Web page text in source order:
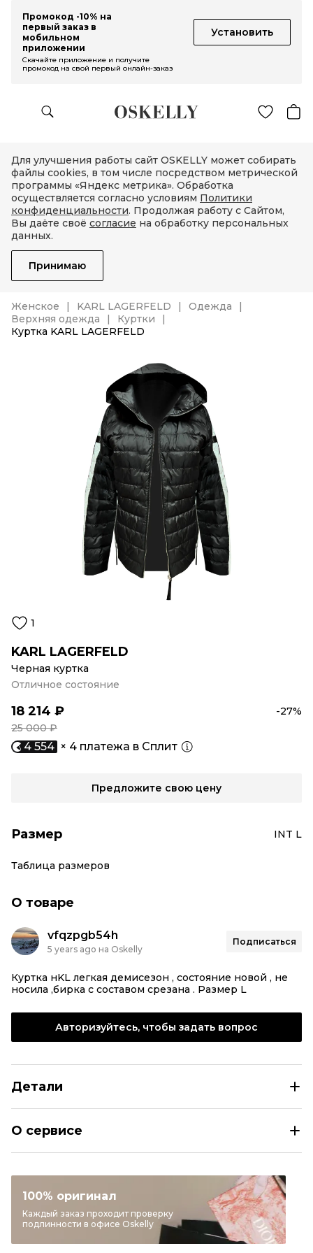
Промокод -10% на
первый заказ в
мобильном
приложении
Установить
Скачайте приложение и получите
промокод на свой первый онлайн-заказ
Для улучшения работы сайт OSKELLY может собирать
файлы cookies, в том числе посредством метрической
программы «Яндекс метрика». Обработка
осуществляется согласно условиям Политики
конфиденциальности. Продолжая работу с Сайтом,
Вы даёте своё согласие на обработку персональных
данных.
Принимаю
Женское KARL LAGERFELD
Одежда
Верхняя одежда
Куртки
Куртка KARL LAGERFELD
1
KARL LAGERFELD
Черная куртка
Отличное состояние
18 214 ₽
-27%
25 000 ₽
4 554 × 4 платежа в Сплит
Предложите свою цену
Размер INT L
Таблица размеров
О товаре
vfqzpgb54h
5 years ago на Oskelly
Подписаться
Куртка нKL легкая демисезон , состояние новой , не
носила ,бирка с составом срезана . Размер L
Авторизуйтесь, чтобы задать вопрос
Детали
Категория
Бренд
KARL LAGERFELD
Материал одежды
Другое
О сервисе
100% оригинал
Каждый заказ проходит проверку
подлинности в офисе Oskelly